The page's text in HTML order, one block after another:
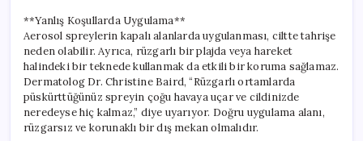
**Yanlış Koşullarda Uygulama**
Aerosol spreylerin kapalı alanlarda uygulanması, ciltte tahrişe
neden olabilir. Ayrıca, rüzgarlı bir plajda veya hareket
halindeki bir teknede kullanmak da etkili bir koruma sağlamaz.
Dermatolog Dr. Christine Baird, “Rüzgarlı ortamlarda
püskürttüğünüz spreyin çoğu havaya uçar ve cildinizde
neredeyse hiç kalmaz,” diye uyarıyor. Doğru uygulama alanı,
rüzgarsız ve korunaklı bir dış mekan olmalıdır.